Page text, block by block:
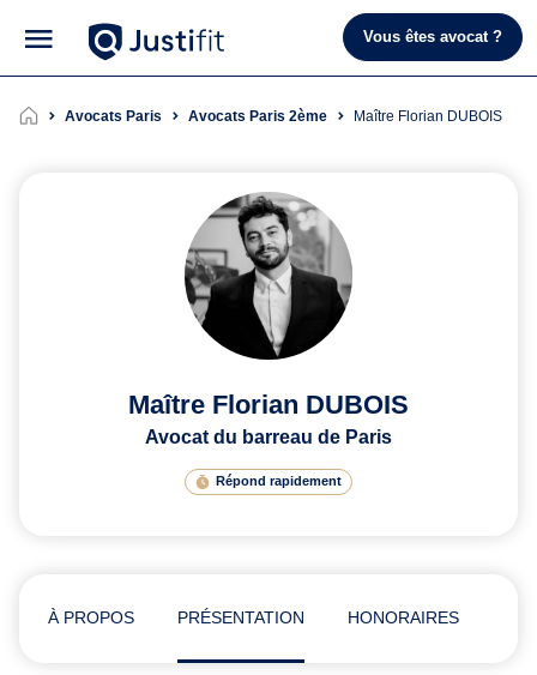
Vous êtes avocat ?
Avocats Paris Avocats Paris 2ème Maître Florian DUBOIS
Maître Florian DUBOIS
Avocat du barreau de Paris
Répond rapidement
À PROPOS PRÉSENTATION HONORAIRES